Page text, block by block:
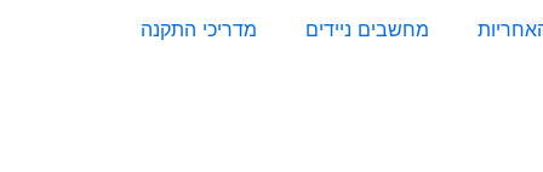
מחשבים ניידים מדריכי התקנה